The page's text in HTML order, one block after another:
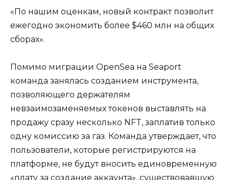
«По нашим оценкам, новый контракт позволит
ежегодно экономить более $460 млн на общих
сборах».
Помимо миграции OpenSea на Seaport
команда занялась созданием инструмента,
позволяющего держателям
невзаимозаменяемых токенов выставлять на
продажу сразу несколько NFT, заплатив только
одну комиссию за газ. Команда утверждает, что
пользователи, которые регистрируются на
платформе, не будут вносить единовременную
«плату за создание аккаунта», существовавшую